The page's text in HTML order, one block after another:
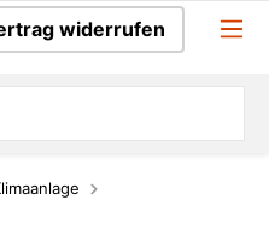
widerrufen